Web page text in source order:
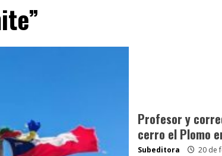
Profesor y
cerro el Plomo
Subeditora 20 de